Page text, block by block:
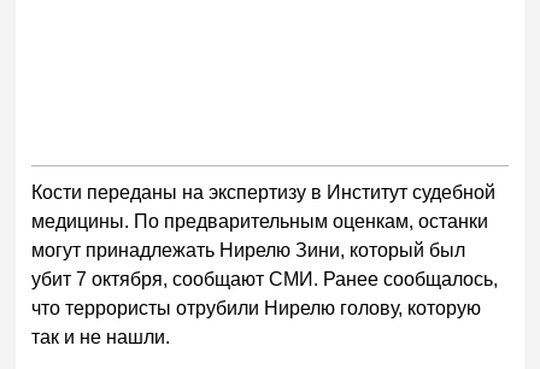
Кости переданы на экспертизу в Институт судебной
медицины. По предварительным оценкам, останки
могут принадлежать Нирелю Зини, который был
убит 7 октября, сообщают СМИ. Ранее сообщалось,
что террористы отрубили Нирелю голову, которую
так и не нашли.